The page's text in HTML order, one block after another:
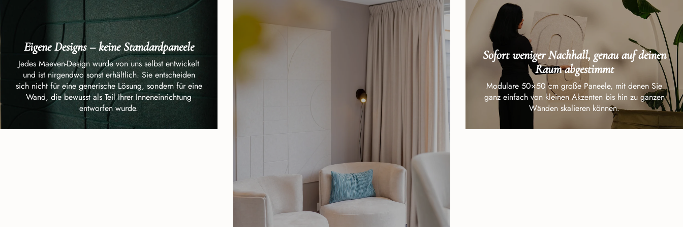
Eigene Designs – keine Standardpaneele
Jedes Maeven-Design wurde von uns selbst entwickelt
und ist nirgendwo sonst erhältlich. Sie entscheiden
sich nicht für eine generische Lösung, sondern für eine
Wand, die bewusst als Teil Ihrer Inneneinrichtung
entworfen wurde.
Sofort weniger Nachhall, genau auf deinen
Raum abgestimmt
Modulare 50×50 cm große Paneele, mit denen Sie
ganz einfach von kleinen Akzenten bis hin zu ganzen
Wänden skalieren können.